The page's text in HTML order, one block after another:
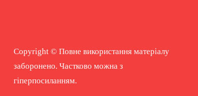
Copyright © Повне використання матеріалу
заборонено. Частково можна з
гіперпосиланням.